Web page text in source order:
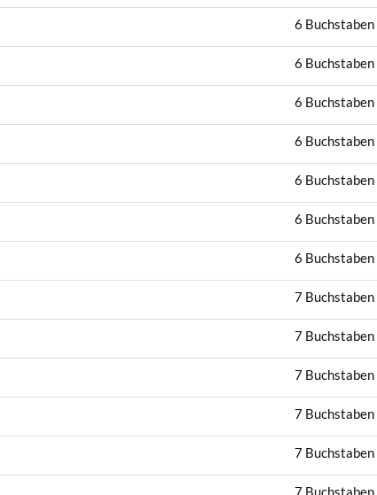
6 Buchstaben
6 Buchstaben
6 Buchstaben
6 Buchstaben
6 Buchstaben
6 Buchstaben
6 Buchstaben
7 Buchstaben
7 Buchstaben
7 Buchstaben
7 Buchstaben
7 Buchstaben
7 Buchstaben